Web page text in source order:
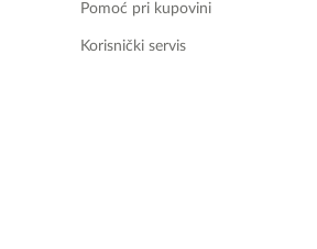
Pomoć pri kupovini
Korisnički servis